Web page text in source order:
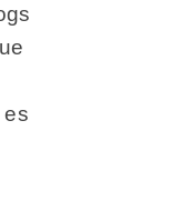
es